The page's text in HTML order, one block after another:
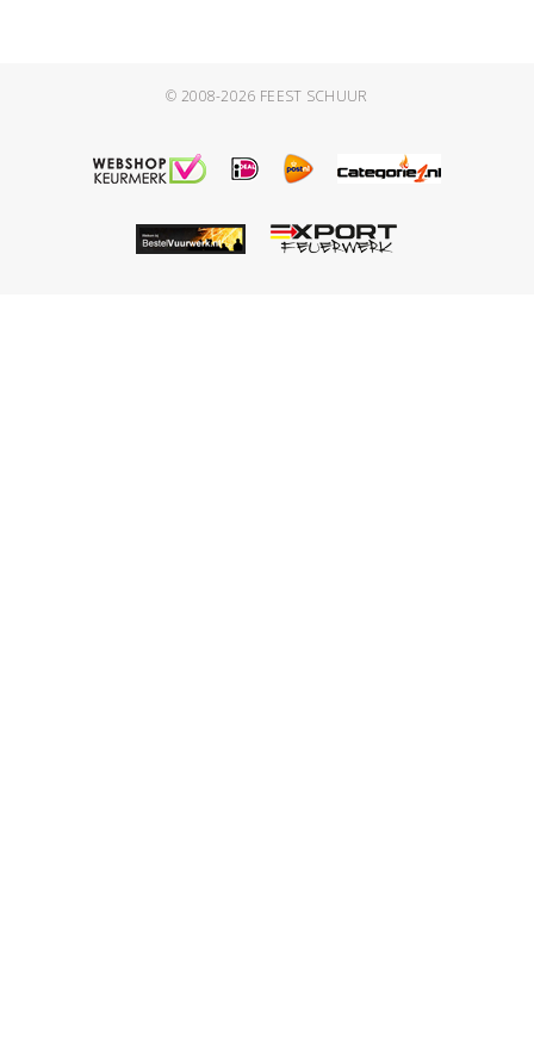
© 2008-2026 FEEST SCHUUR